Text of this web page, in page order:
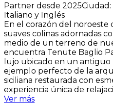
Partner desde 2025Ciudad :
Italiano y Inglés
En el corazón del noroeste
suaves colinas adornadas
medio de un terreno de
encuentra Tenute Baglio
lujo ubicado en un antiguo
ejemplo perfecto de la
siciliana restaurada con
experiencia única de
Ver más